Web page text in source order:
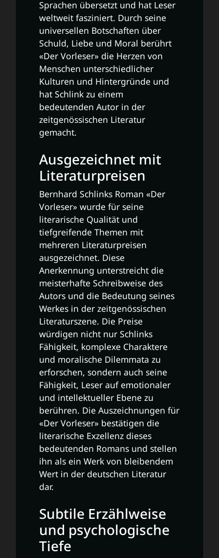
Sprachen übersetzt und hat Leser
weltweit fasziniert. Durch seine
universellen Botschaften über
Schuld, Liebe und Moral berührt
«Der Vorleser» die Herzen von
Menschen unterschiedlicher
Kulturen und Hintergründe und
hat Schlink zu einem
bedeutenden Autor in der
zeitgenössischen Literatur
gemacht.
Ausgezeichnet mit
Literaturpreisen
Bernhard Schlinks Roman «Der
Vorleser» wurde für seine
literarische Qualität und
tiefgreifende Themen mit
mehreren Literaturpreisen
ausgezeichnet. Diese
Anerkennung unterstreicht die
meisterhafte Schreibweise des
Autors und die Bedeutung seines
Werkes in der zeitgenössischen
Literaturszene. Die Preise
würdigen nicht nur Schlinks
Fähigkeit, komplexe Charaktere
und moralische Dilemmata zu
erforschen, sondern auch seine
Fähigkeit, Leser auf emotionaler
und intellektueller Ebene zu
berühren. Die Auszeichnungen für
«Der Vorleser» bestätigen die
literarische Exzellenz dieses
bedeutenden Romans und stellen
ihn als ein Werk von bleibendem
Wert in der deutschen Literatur
dar.
Subtile Erzählweise
und psychologische
Tiefe